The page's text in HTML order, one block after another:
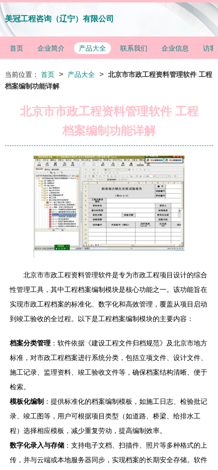
美冠工程咨询（辽宁）有限公司
首页 企业简介 产品大全 联系我们 企业信息 访客
当前位置： 首页 > 产品大全 > 北京市市政工程资料管理软件 工程
档案编制功能详解
北京市市政工程资料管理软件 工程
档案编制功能详解
北京市市政工程资料管理软件是专为市政工程项目设计的综合
性管理工具，其中工程档案编制模块是核心功能之一。该功能旨在
实现市政工程档案的标准化、数字化和高效管理，覆盖从项目启动
到竣工验收的全过程。以下是工程档案编制模块的主要内容：
档案分类管理 ：软件依据《建设工程文件归档规范》及北京市地方
标准，对市政工程档案进行系统分类，包括立项文件、设计文件、
施工记录、监理资料、竣工验收文件等，确保档案结构清晰、便于
检索。
模板化编制 ：提供标准化的档案编制模板，如施工日志、检验批记
录、竣工图等，用户可根据项目类型（如道路、桥梁、给排水工
程）选择相应模板，减少重复劳动，提高编制效率。
数字化录入与存储 ：支持电子文档、扫描件、照片等多种格式的上
传，并与云端或本地服务器同步，实现档案的长期安全存储。软件